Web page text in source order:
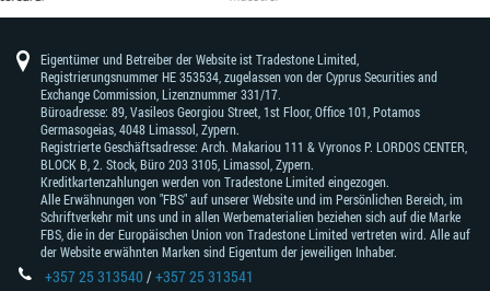
Eigentümer und Betreiber der Website ist Tradestone Limited,
Registrierungsnummer HE 353534, zugelassen von der Cyprus Securities and
Exchange Commission, Lizenznummer 331/17.
Büroadresse: 89, Vasileos Georgiou Street, 1st Floor, Office 101, Potamos
Germasogeias, 4048 Limassol, Zypern.
Registrierte Geschäftsadresse: Arch. Makariou 111 & Vyronos Р. LORDOS CENTER,
BLOCK В, 2. Stock, Büro 203 3105, Limassol, Zypern.
Kreditkartenzahlungen werden von Tradestone Limited eingezogen.
Alle Erwähnungen von "FBS" auf unserer Website und im Persönlichen Bereich, im
Schriftverkehr mit uns und in allen Werbematerialien beziehen sich auf die Marke
FBS, die in der Europäischen Union von Tradestone Limited vertreten wird. Alle auf
der Website erwähnten Marken sind Eigentum der jeweiligen Inhaber.
+357 25 313540/+357 25 313541